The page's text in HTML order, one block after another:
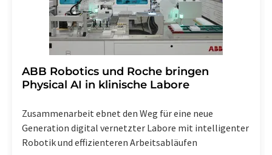
​​​​​​​ABB Robotics und Roche bringen
Physical AI in klinische Labore
Zusammenarbeit ebnet den Weg für eine neue
Generation digital vernetzter Labore mit intelligenter
Robotik und effizienteren Arbeitsabläufen